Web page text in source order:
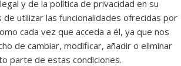
y de la política de privacidad en su
utilizar las funcionalidades ofrecidas por
cada vez que acceda a él, ya que nos
de cambiar, modificar, añadir o eliminar
parte de estas condiciones.